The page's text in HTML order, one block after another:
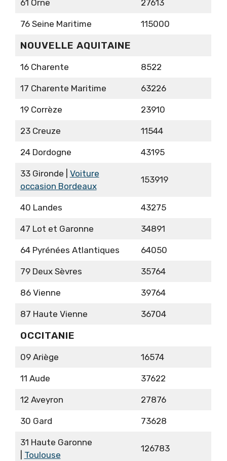
61 Orne 27613
76 Seine Maritime 115000
NOUVELLE AQUITAINE
16 Charente 8522
17 Charente Maritime 63226
19 Corrèze 23910
23 Creuze 11544
24 Dordogne 43195
33 Gironde | Voiture
occasion Bordeaux
153919
40 Landes 43275
47 Lot et Garonne 34891
64 Pyrénées Atlantiques 64050
79 Deux Sèvres 35764
86 Vienne 39764
87 Haute Vienne 36704
OCCITANIE
09 Ariège 16574
11 Aude 37622
12 Aveyron 27876
30 Gard 73628
31 Haute Garonne
Toulouse
126783